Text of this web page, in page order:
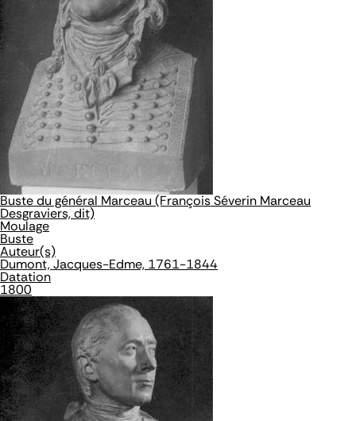
Buste du général Marceau (François Séverin Marceau
Desgraviers, dit)
Moulage
Buste
Auteur(s)
Dumont, Jacques-Edme, 1761-1844
Datation
1800